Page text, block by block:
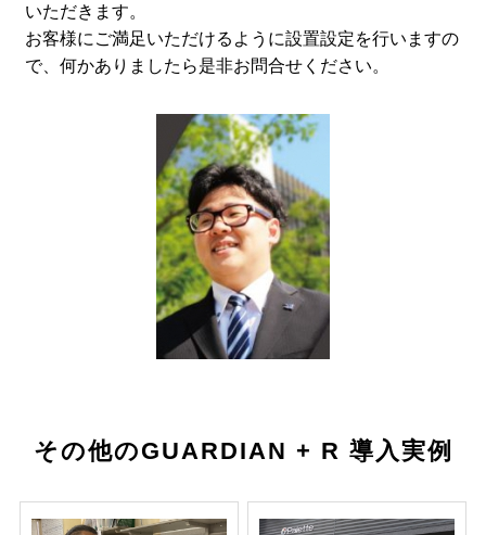
いただきます。
お客様にご満足いただけるように設置設定を行いますの
で、何かありましたら是非お問合せください。
その他のGUARDIAN + R 導入実例